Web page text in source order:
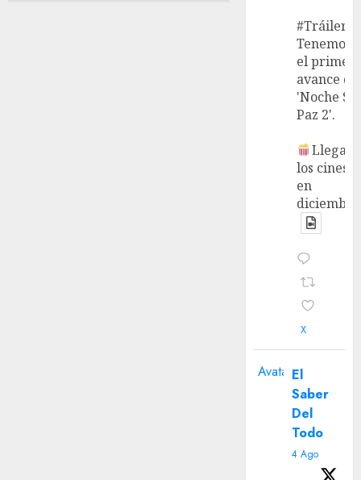
#Tráiler
Tenemos
el primer
avance de
'Noche
Paz 2'.
Llega a
los cines
en
X
Avatar El
Saber
Del
Todo
4 Ago